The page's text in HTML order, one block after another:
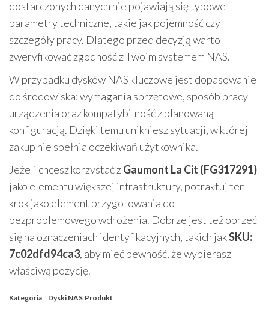
dostarczonych danych nie pojawiają się typowe
parametry techniczne, takie jak pojemność czy
szczegóły pracy. Dlatego przed decyzją warto
zweryfikować zgodność z Twoim systemem NAS.
W przypadku dysków NAS kluczowe jest dopasowanie
do środowiska: wymagania sprzętowe, sposób pracy
urządzenia oraz kompatybilność z planowaną
konfiguracją. Dzięki temu unikniesz sytuacji, w której
zakup nie spełnia oczekiwań użytkownika.
Jeżeli chcesz korzystać zGaumont La Cit (FG317291)
jako elementu większej infrastruktury, potraktuj ten
krok jako element przygotowania do
bezproblemowego wdrożenia. Dobrze jest też oprzeć
się na oznaczeniach identyfikacyjnych, takich jakSKU:
7c02dfd94ca3, aby mieć pewność, że wybierasz
właściwą pozycję.
Kategoria Dyski NAS Produkt